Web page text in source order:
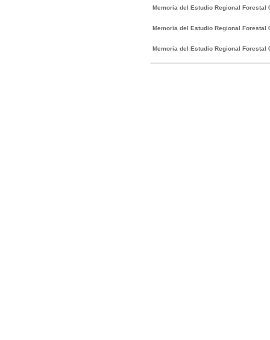
Memoria del Estudio Regional Forestal
Memoria del Estudio Regional Forestal
Memoria del Estudio Regional Forestal